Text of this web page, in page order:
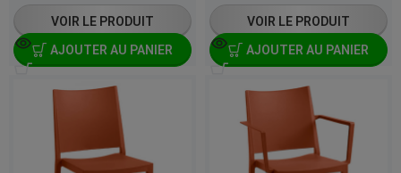
VOIR LE PRODUIT
AJOUTER AU PANIER
VOIR LE PRODUIT
AJOUTER AU PANIER